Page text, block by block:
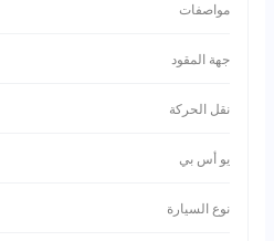
مواصفات
جهة المقود
نقل الحركة
يو أس بي
نوع السيارة